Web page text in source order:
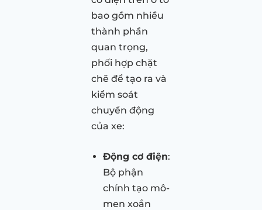
bao gồm nhiều
thành phần
quan trọng,
phối hợp chặt
chẽ để tạo ra và
kiểm soát
chuyển động
của xe:
Động cơ điện:
Bộ phận
chính tạo mô-
men xoắn